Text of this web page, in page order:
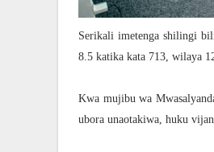
Serikali imetenga shilingi
8.5 katika kata 713, wilaya
Kwa mujibu wa
ubora unaotakiwa, huku